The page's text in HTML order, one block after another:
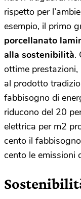
rispetto per
esempio, il primo
porcellanato
alla sostenibilità.
ottime
al prodotto
fabbisogno di
riducono del 20
elettrica per m2
cento il
cento le emissioni